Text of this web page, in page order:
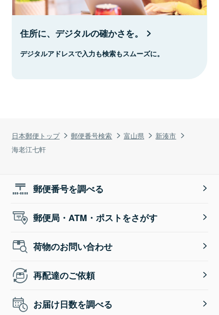
日本郵便トップ 郵便番号検索 富山県
新湊市
海老江七軒
住所に、デジタルの確かさを。
デジタルアドレスで入力も検索もスムーズに。
郵便番号を調べる
郵便局・ATM・ポストをさがす
荷物のお問い合わせ
再配達のご依頼
お届け日数を調べる